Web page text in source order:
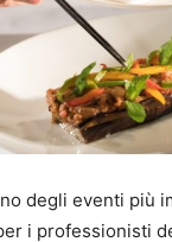
degli eventi più
i professionisti